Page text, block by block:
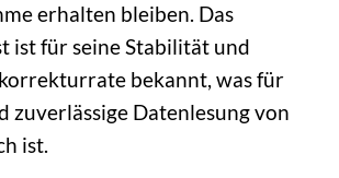
erhalten bleiben. Das
ist für seine Stabilität und
bekannt, was für
zuverlässige Datenlesung von
ist.